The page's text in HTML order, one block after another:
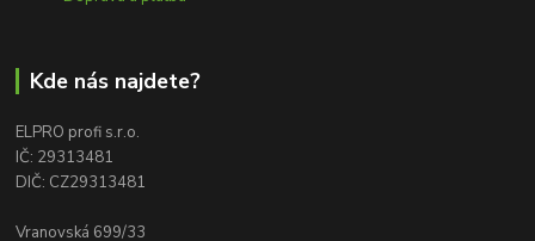
Kde nás najdete?
ELPRO profi s.r.o.
IČ: 29313481
DIČ: CZ29313481
Vranovská 699/33